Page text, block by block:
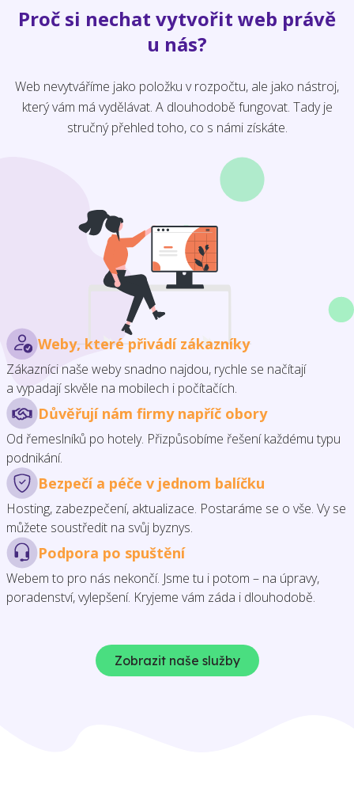
Proč si nechat vytvořit web právě
u nás?
Web nevytváříme jako položku v rozpočtu, ale jako nástroj,
který vám má vydělávat. A dlouhodobě fungovat. Tady je
stručný přehled toho, co s námi získáte.
Weby, které přivádí zákazníky
Zákazníci naše weby snadno najdou, rychle se načítají
a vypadají skvěle na mobilech i počítačích.
Důvěřují nám firmy napříč obory
Od řemeslníků po hotely. Přizpůsobíme řešení každému typu
podnikání.
Bezpečí a péče v jednom balíčku
Hosting, zabezpečení, aktualizace. Postaráme se o vše. Vy se
můžete soustředit na svůj byznys.
Podpora po spuštění
Webem to pro nás nekončí. Jsme tu i potom – na úpravy,
poradenství, vylepšení. Kryjeme vám záda i dlouhodobě.
Zobrazit naše služby